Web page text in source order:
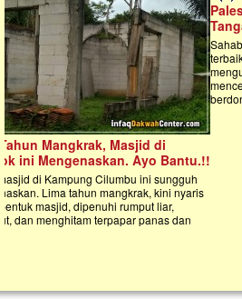
Palestina Masih Berduka, Ayo Ulurkan
Tangan Bantu Mereka
Sahabat, Ulurtangan mari kirimkan dukungan
terbaikmu untuk warga Palestina di Gaza demi
menguatkan mereka menghadapi situasi
mencekam ini. Mari dukung mereka dengan
berdonasi dengan cara:...